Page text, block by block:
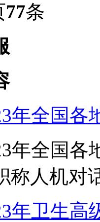
77条
年全国各
年全国各
称人机对
年卫生高